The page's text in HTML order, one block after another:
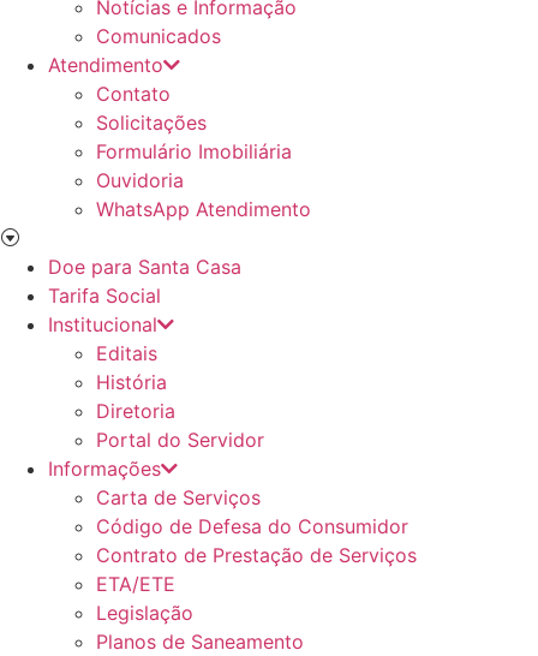
Notícias e Informação
Comunicados
Atendimento
Contato
Solicitações
Formulário Imobiliária
Ouvidoria
WhatsApp Atendimento
Doe para Santa Casa
Tarifa Social
Institucional
Editais
História
Diretoria
Portal do Servidor
Informações
Carta de Serviços
Código de Defesa do Consumidor
Contrato de Prestação de Serviços
ETA/ETE
Legislação
Planos de Saneamento